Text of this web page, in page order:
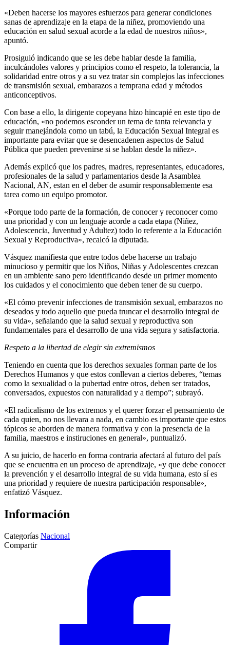
«Deben hacerse los mayores esfuerzos para generar condiciones
sanas de aprendizaje en la etapa de la niñez, promoviendo una
educación en salud sexual acorde a la edad de nuestros niños»,
apuntó.
Prosiguió indicando que se les debe hablar desde la familia,
inculcándoles valores y principios como el respeto, la tolerancia, la
solidaridad entre otros y a su vez tratar sin complejos las infecciones
de transmisión sexual, embarazos a temprana edad y métodos
anticonceptivos.
Con base a ello, la dirigente copeyana hizo hincapié en este tipo de
educación, «no podemos esconder un tema de tanta relevancia y
seguir manejándola como un tabú, la Educación Sexual Integral es
importante para evitar que se desencadenen aspectos de Salud
Pública que pueden prevenirse si se hablan desde la niñez».
Además explicó que los padres, madres, representantes, educadores,
profesionales de la salud y parlamentarios desde la Asamblea
Nacional, AN, estan en el deber de asumir responsablemente esa
tarea como un equipo promotor.
«Porque todo parte de la formación, de conocer y reconocer como
una prioridad y con un lenguaje acorde a cada etapa (Niñez,
Adolescencia, Juventud y Adultez) todo lo referente a la Educación
Sexual y Reproductiva», recalcó la diputada.
Vásquez manifiesta que entre todos debe hacerse un trabajo
minucioso y permitir que los Niños, Niñas y Adolescentes crezcan
en un ambiente sano pero identificando desde un primer momento
los cuidados y el conocimiento que deben tener de su cuerpo.
«El cómo prevenir infecciones de transmisión sexual, embarazos no
deseados y todo aquello que pueda truncar el desarrollo integral de
su vida», señalando que la salud sexual y reproductiva son
fundamentales para el desarrollo de una vida segura y satisfactoria.
Respeto a la libertad de elegir sin extremismos
Teniendo en cuenta que los derechos sexuales forman parte de los
Derechos Humanos y que estos conllevan a ciertos deberes, “temas
como la sexualidad o la pubertad entre otros, deben ser tratados,
conversados, expuestos con naturalidad y a tiempo”; subrayó.
«El radicalismo de los extremos y el querer forzar el pensamiento de
cada quien, no nos llevara a nada, en cambio es importante que estos
tópicos se aborden de manera formativa y con la presencia de la
familia, maestros e instiruciones en general», puntualizó.
A su juicio, de hacerlo en forma contraria afectará al futuro del país
que se encuentra en un proceso de aprendizaje, «y que debe conocer
la prevención y el desarrollo integral de su vida humana, esto sí es
una prioridad y requiere de nuestra participación responsable»,
enfatizó Vásquez.
Información
Categorías Nacional
Compartir